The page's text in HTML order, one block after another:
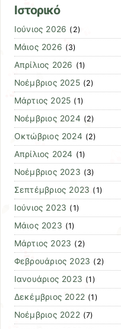
Ιστορικό
Ιούνιος 2026 (2)
Μάιος 2026 (3)
Απρίλιος 2026 (1)
Νοέμβριος 2025(2)
Μάρτιος 2025 (1)
Νοέμβριος 2024 (2)
Οκτώβριος 2024 (2)
Απρίλιος 2024 (1)
Νοέμβριος 2023 (3)
Σεπτέμβριος 2023 (1)
Ιούνιος 2023 (1)
Μάιος 2023 (1)
Μάρτιος 2023 (2)
Φεβρουάριος 2023 (2)
Ιανουάριος 2023 (1)
Δεκέμβριος 2022 (1)
Νοέμβριος 2022(7)